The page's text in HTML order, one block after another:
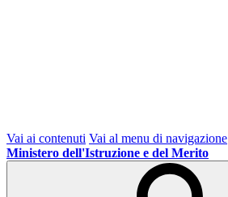
Vai ai contenuti Vai al menu di navigazione
Ministero dell'Istruzione e del Merito